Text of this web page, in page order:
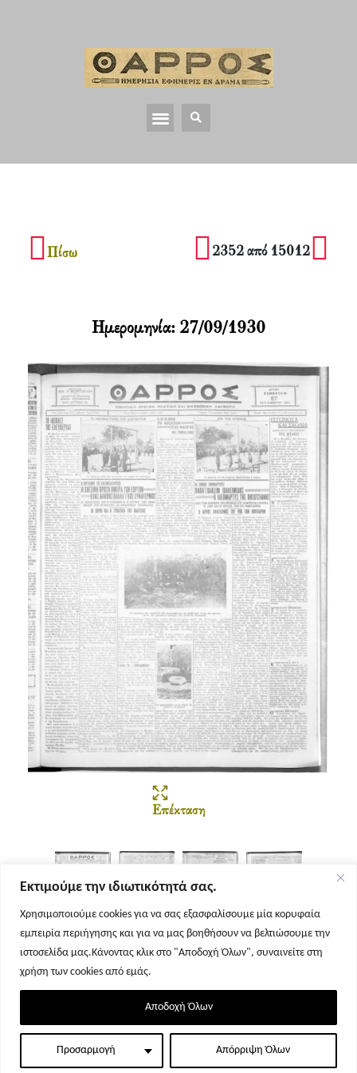
Εκτιμούμε την ιδιωτικότητά σας.
Χρησιμοποιούμε cookies για να σας εξασφαλίσουμε μία κορυφαία
εμπειρία περιήγησης και για να μας βοηθήσουν να βελτιώσουμε την
ιστοσελίδα μας.Κάνοντας κλικ στο "Αποδοχή Όλων", συναινείτε στη
χρήση των cookies από εμάς.
Προσαρμογή Απόρριψη Όλων
Αποδοχή Όλων
Πίσω 2352 από 15012
Επέκταση
Σελίδα 1 Σελίδα 2 Σελίδα 3 Σελίδα 4
Ημερομηνία: 27/09/1930